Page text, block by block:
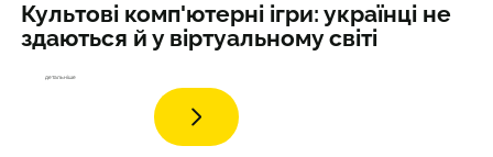
Культові комп'ютерні ігри: українці не
здаються й у віртуальному світі
детальніше